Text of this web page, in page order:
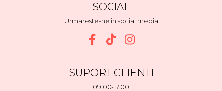
SOCIAL
Urmareste-ne in social media
SUPORT CLIENTI
09.00-17.00